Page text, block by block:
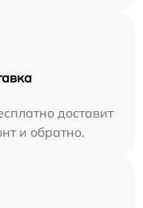
доставит
и обратно.